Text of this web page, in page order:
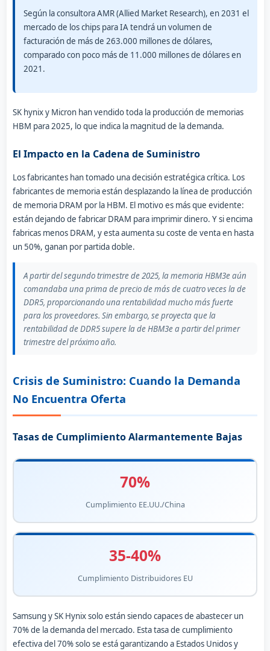
Según la consultora AMR (Allied Market Research), en 2031 el
mercado de los chips para IA tendrá un volumen de
facturación de más de 263.000 millones de dólares,
comparado con poco más de 11.000 millones de dólares en
2021.
SK hynix y Micron han vendido toda la producción de memorias
HBM para 2025, lo que indica la magnitud de la demanda.
El Impacto en la Cadena de Suministro
Los fabricantes han tomado una decisión estratégica crítica. Los
fabricantes de memoria están desplazando la línea de producción
de memoria DRAM por la HBM. El motivo es más que evidente:
están dejando de fabricar DRAM para imprimir dinero. Y si encima
fabricas menos DRAM, y esta aumenta su coste de venta en hasta
un 50%, ganan por partida doble.
A partir del segundo trimestre de 2025, la memoria HBM3e aún
comandaba una prima de precio de más de cuatro veces la de
DDR5, proporcionando una rentabilidad mucho más fuerte
para los proveedores. Sin embargo, se proyecta que la
rentabilidad de DDR5 supere la de HBM3e a partir del primer
trimestre del próximo año.
Crisis de Suministro: Cuando la Demanda
No Encuentra Oferta
Tasas de Cumplimiento Alarmantemente Bajas
70%
Cumplimiento EE.UU./China
35-40%
Cumplimiento Distribuidores EU
Samsung y SK Hynix solo están siendo capaces de abastecer un
70% de la demanda del mercado. Esta tasa de cumplimiento
efectiva del 70% solo se está garantizando a Estados Unidos y